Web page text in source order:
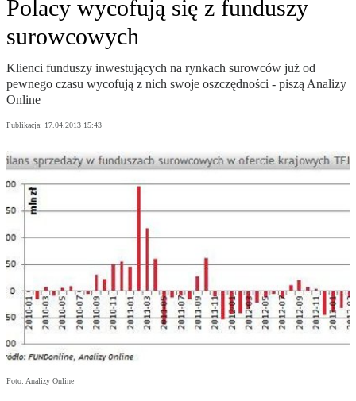
Polacy wycofują się z funduszy
surowcowych
Klienci funduszy inwestujących na rynkach surowców już od
pewnego czasu wycofują z nich swoje oszczędności - piszą Analizy
Online
Publikacja: 17.04.2013 15:43
Foto: Analizy Online